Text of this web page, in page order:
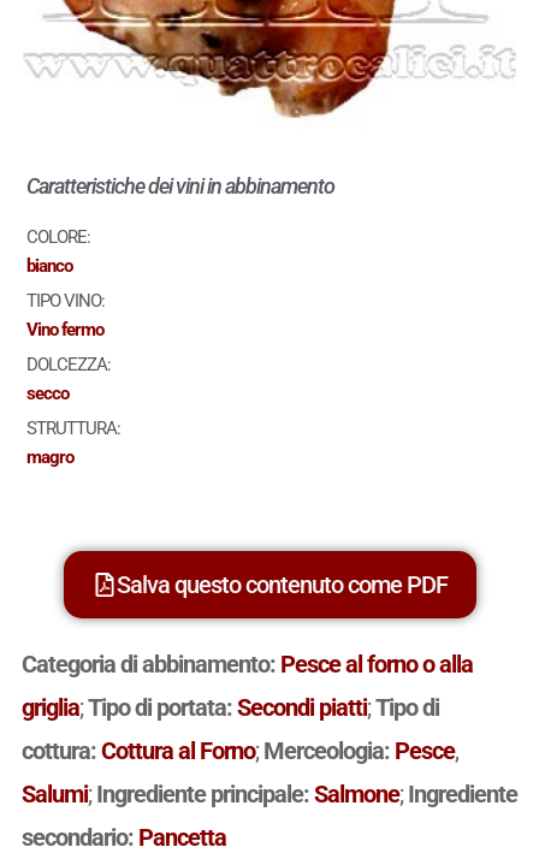
Caratteristiche dei vini in abbinamento
COLORE:
bianco
TIPO VINO:
Vino fermo
DOLCEZZA:
secco
STRUTTURA:
magro
Salva questo contenuto come PDF
Categoria di abbinamento: Pesce al forno o alla
griglia;Tipo di portata:Secondi piatti;Tipo di
cottura:Cottura al Forno;Merceologia: Pesce,
Salumi;Ingrediente principale:Salmone;Ingrediente
secondario: Pancetta